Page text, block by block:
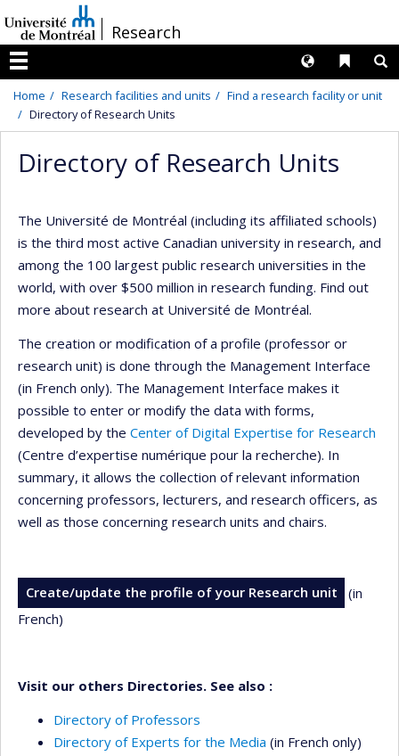
au
contenu
/Research
Menu
Liens
Langues
Home Research facilities and units
Find a research facility or unit
Directory of Research Units
Directory of Research Units
The Université de Montréal (including its affiliated schools)
is the third most active Canadian university in research, and
among the 100 largest public research universities in the
world, with over $500 million in research funding. Find out
more about research at Université de Montréal.
The creation or modification of a profile (professor or
research unit) is done through the Management Interface
(in French only). The Management Interface makes it
possible to enter or modify the data with forms,
developed by the Center of Digital Expertise for Research
(Centre d’expertise numérique pour la recherche). In
summary, it allows the collection of relevant information
concerning professors, lecturers, and research officers, as
well as those concerning research units and chairs.
Create/update the profile of your Research unit
(in
French)
Visit our others Directories. See also :
Directory of Professors
Directory of Experts for the Media (in French only)